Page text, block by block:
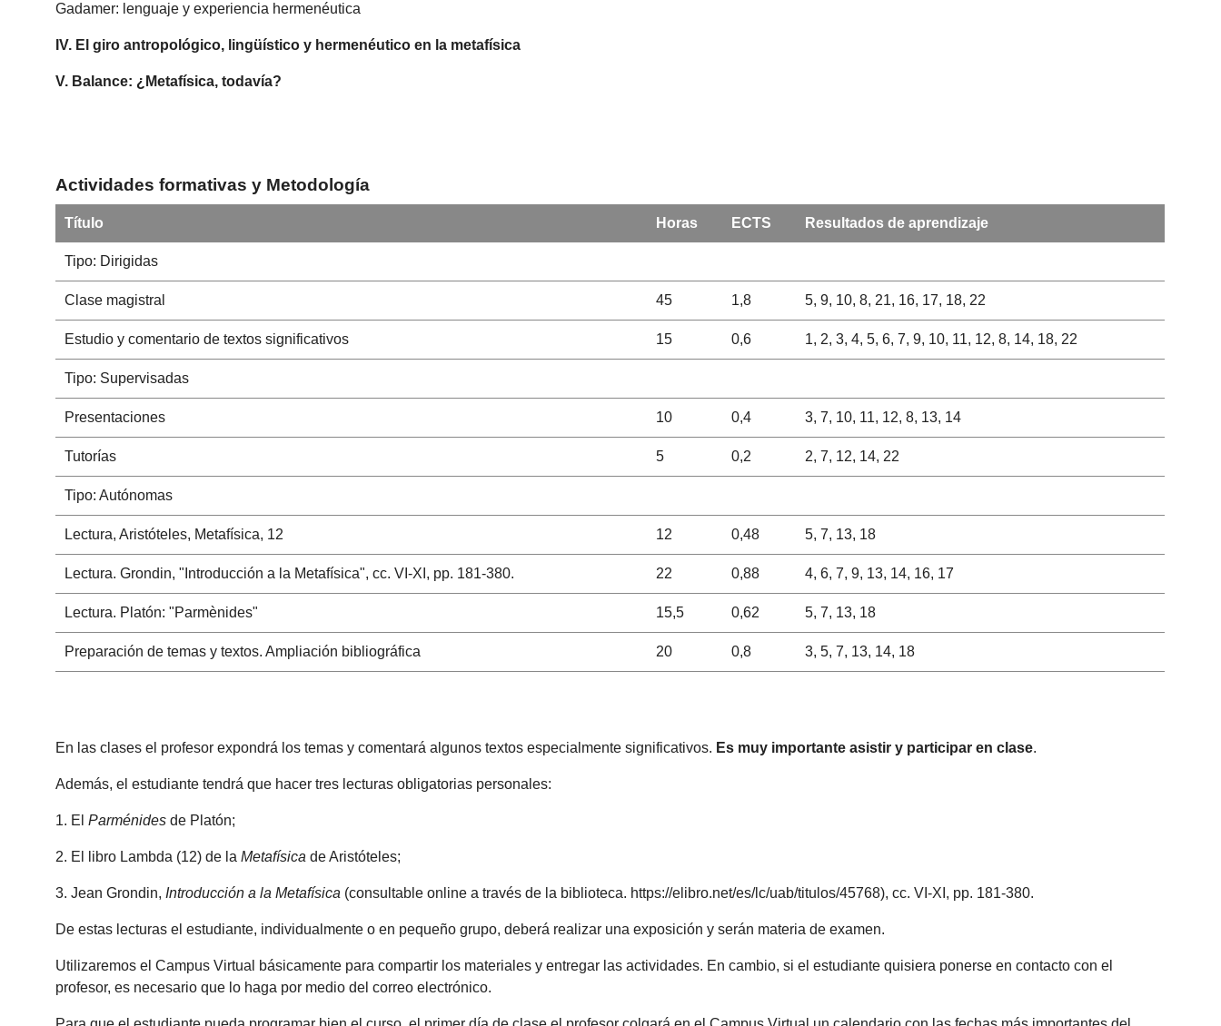
Gadamer: lenguaje y experiencia hermenéutica
IV. El giro antropológico, lingüístico y hermenéutico en la metafísica
V. Balance: ¿Metafísica, todavía?
Actividades formativas y Metodología
Título Horas ECTS Resultados de aprendizaje
Tipo: Dirigidas
Clase magistral 45 1,8 5, 9, 10, 8, 21, 16, 17, 18, 22
Estudio y comentario de textos significativos 15 0,6 1, 2, 3, 4, 5, 6, 7, 9, 10, 11, 12, 8, 14, 18, 22
Tipo: Supervisadas
Presentaciones 10 0,4 3, 7, 10, 11, 12, 8, 13, 14
Tutorías 5 0,2 2, 7, 12, 14, 22
Tipo: Autónomas
Lectura, Aristóteles, Metafísica, 12 12 0,48 5, 7, 13, 18
Lectura. Grondin, "Introducción a la Metafísica", cc. VI-XI, pp. 181-380. 22 0,88 4, 6, 7, 9, 13, 14, 16, 17
Lectura. Platón: "Parmènides" 15,5 0,62 5, 7, 13, 18
Preparación de temas y textos. Ampliación bibliográfica 20 0,8 3, 5, 7, 13, 14, 18
En las clases el profesor expondrá los temas y comentará algunos textos especialmente significativos. Es muy importante asistir y participar en clase.
Además, el estudiante tendrá que hacer tres lecturas obligatorias personales:
1. ElParménides de Platón;
2. El libro Lambda (12) de laMetafísica de Aristóteles;
3. Jean Grondin, Introducción a la Metafísica (consultable online a través de la biblioteca. https://elibro.net/es/lc/uab/titulos/45768), cc. VI-XI, pp. 181-380.
De estas lecturas el estudiante, individualmente o en pequeño grupo, deberá realizar una exposición y serán materia de examen.
Utilizaremos el Campus Virtual básicamente para compartir los materiales y entregar las actividades. En cambio, si el estudiante quisiera ponerse en contacto con el
profesor, es necesario que lo haga por medio del correo electrónico.